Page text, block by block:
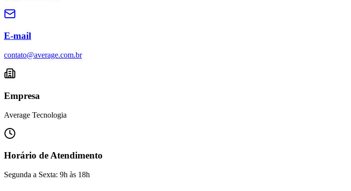
E-mail
contato@average.com.br
Empresa
Average Tecnologia
Horário de Atendimento
Segunda a Sexta: 9h às 18h